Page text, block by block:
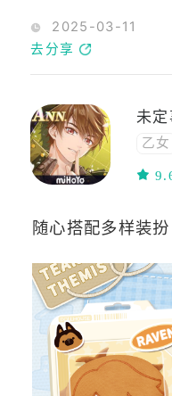
2025-03-11
去分享
未
乙女
卡牌
随心搭配多样装